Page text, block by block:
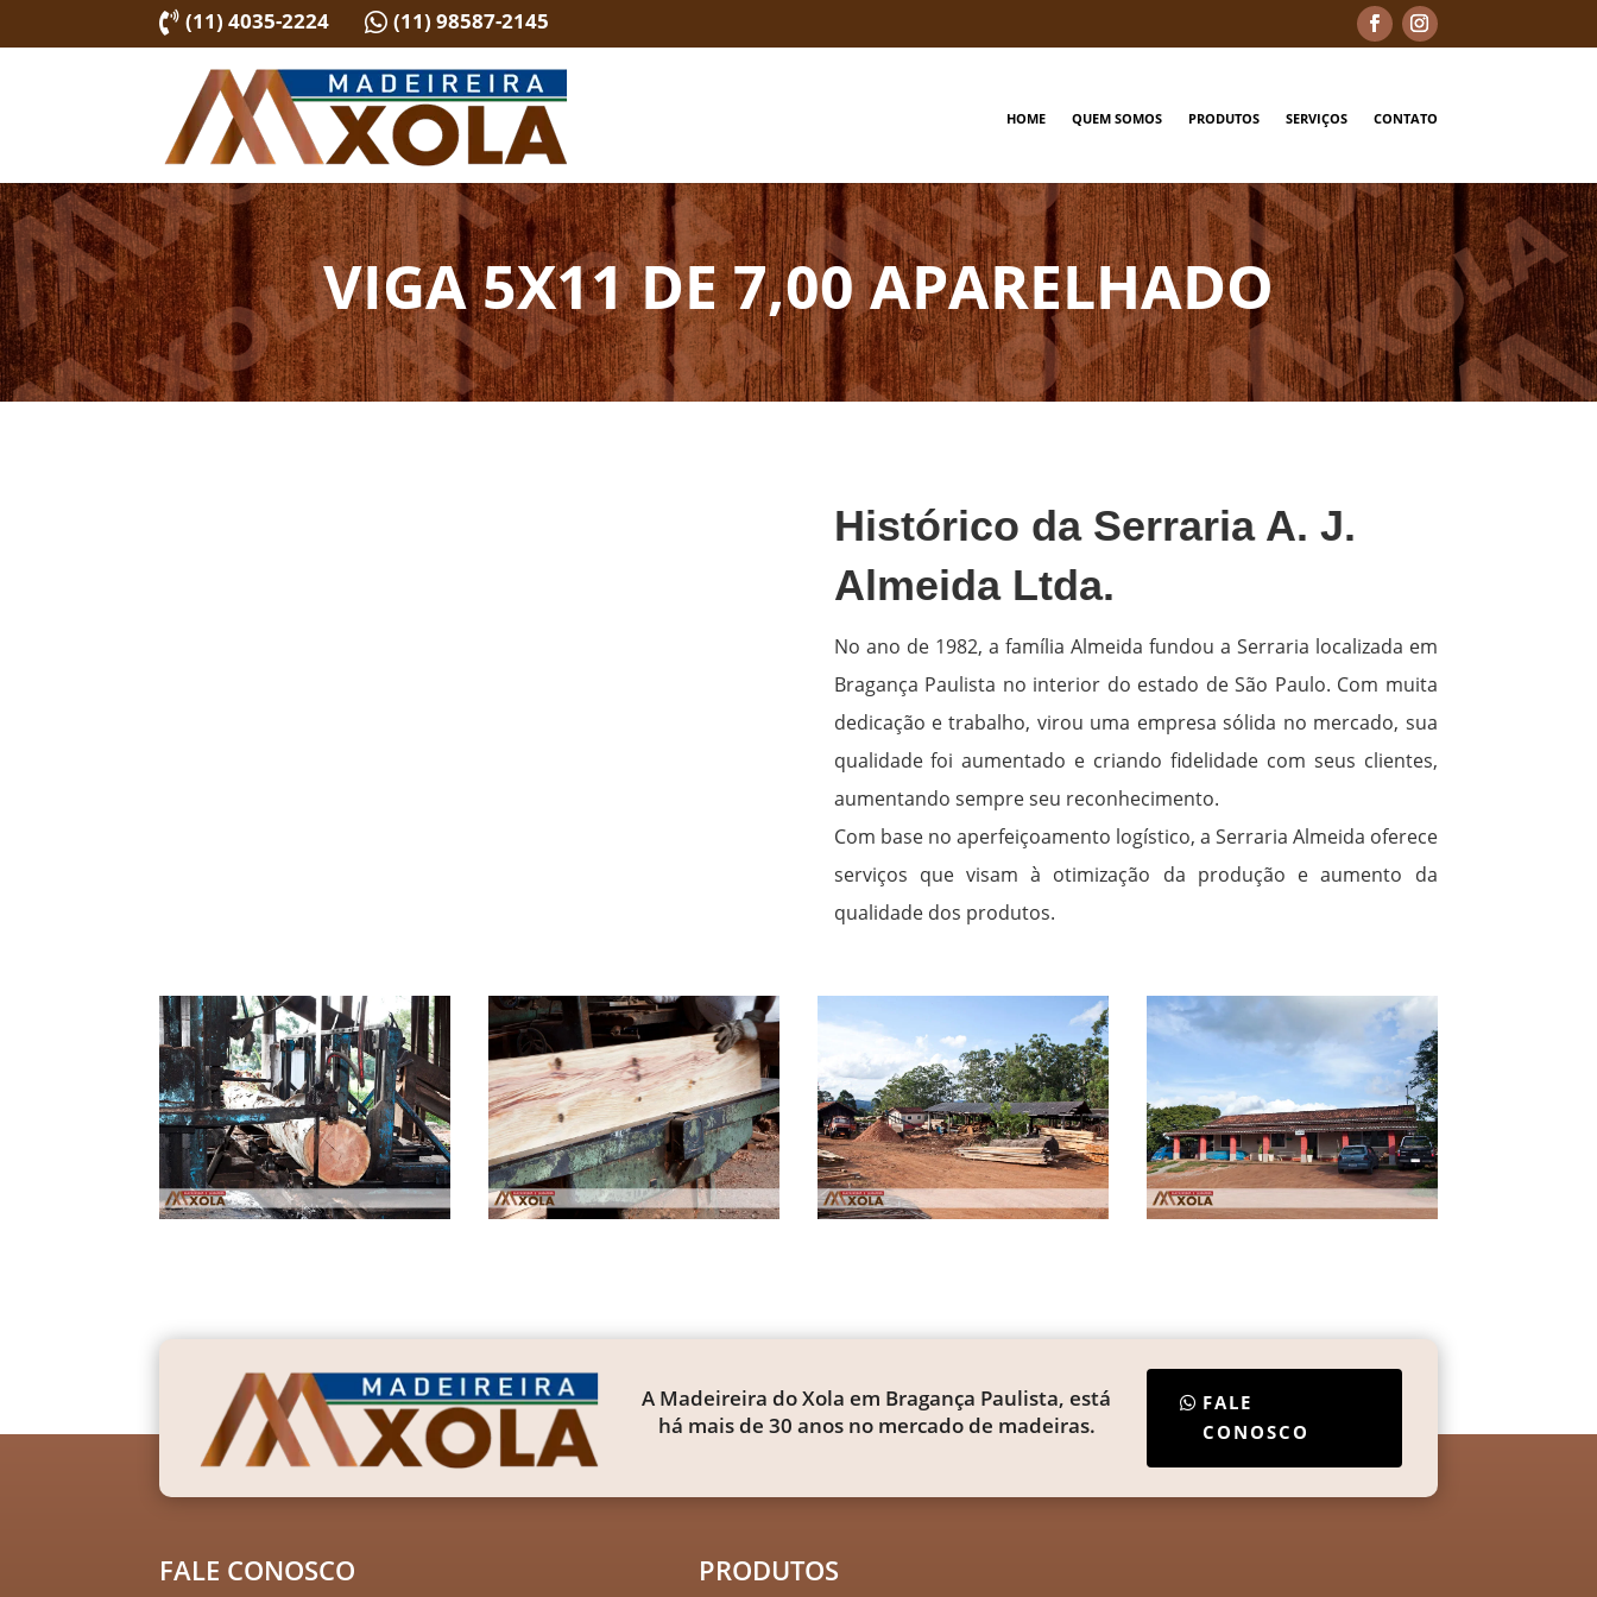
 (11) 4035-2224  (11) 98587-2145
HOME QUEM SOMOS PRODUTOS SERVIÇOS CONTATO
VIGA 5X11 DE 7,00 APARELHADO
Histórico da Serraria A. J.
Almeida Ltda.
No ano de 1982, a família Almeida fundou a Serraria localizada em
Bragança Paulista no interior do estado de São Paulo. Com muita
dedicação e trabalho, virou uma empresa sólida no mercado, sua
qualidade foi aumentado e criando fidelidade com seus clientes,
aumentando sempre seu reconhecimento.
Com base no aperfeiçoamento logístico, a Serraria Almeida oferece
serviços que visam à otimização da produção e aumento da
qualidade dos produtos.
A Madeireira do Xola em Bragança Paulista, está
há mais de 30 anos no mercado de madeiras.
FALE
CONOSCO
FALE CONOSCO PRODUTOS